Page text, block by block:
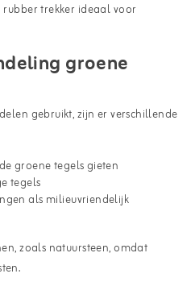
trekker ideaal voor
groene
gebruikt, zijn er verschillende
groene tegels gieten
tegels
als milieuvriendelijk
zoals natuursteen, omdat